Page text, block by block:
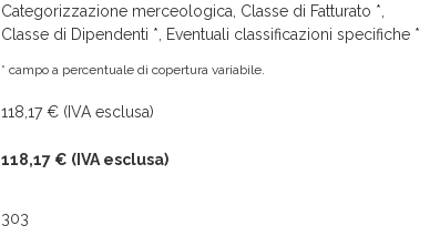
Categorizzazione merceologica, Classe di Fatturato *,
Classe di Dipendenti *, Eventuali classificazioni specifiche *
* campo a percentuale di copertura variabile.
118,17 € (IVA esclusa)
118,17 € (IVA esclusa)
303